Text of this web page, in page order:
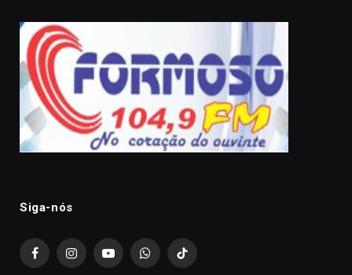
Siga-nós
FacebookInstagramYouTubeWhatsAppTikTok